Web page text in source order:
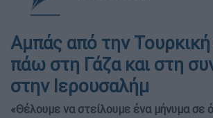
Αμπάς από την
πάω στη Γάζα και στη
στην Ιερουσαλήμ
«Θέλουμε να στείλουμε ένα μήνυμα σε